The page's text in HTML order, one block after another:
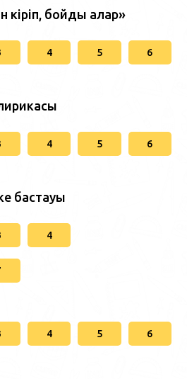
кіріп, бойды алар»
4 5 6
4 5 6
бастауы
4
4 5 6